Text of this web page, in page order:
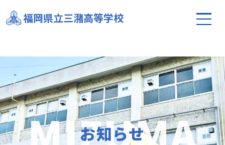
福岡県立三潴高等学校
【メディア出演情報】本校生徒がKBC「高校生のじ
かん」に出演します！
お知らせ